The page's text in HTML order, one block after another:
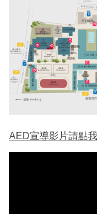
AED宣導影片請點我